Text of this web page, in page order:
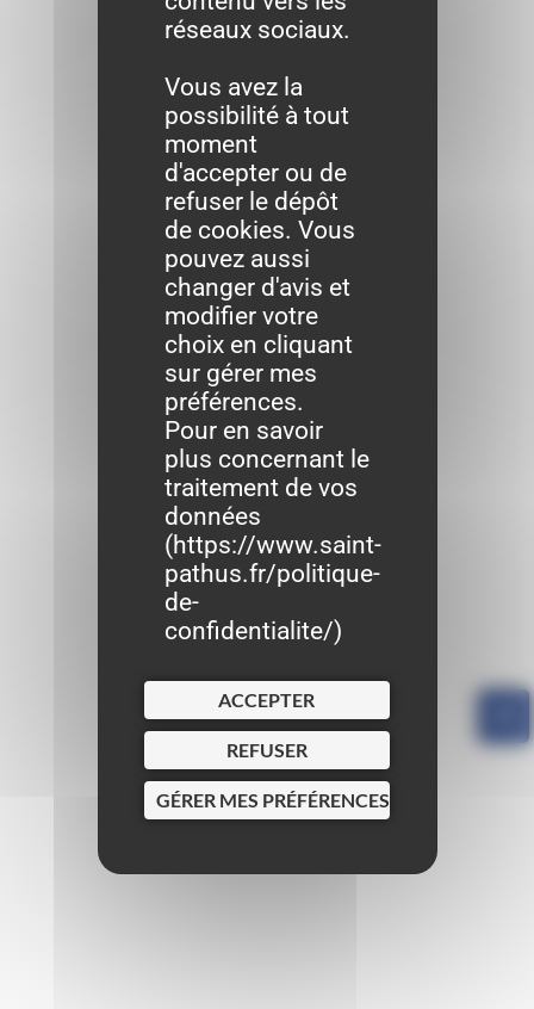
réseaux sociaux.
Vous avez la
possibilité à tout
moment
d'accepter ou de
refuser le dépôt
de cookies. Vous
pouvez aussi
changer d'avis et
modifier votre
choix en cliquant
sur gérer mes
préférences.
Pour en savoir
plus concernant le
traitement de vos
données
(https://www.saint-
pathus.fr/politique-
de-
confidentialite/)
ACCEPTER
REFUSER
GÉRER MES PRÉFÉRENCES